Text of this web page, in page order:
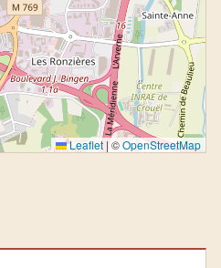
Leaflet |©OpenStreetMap